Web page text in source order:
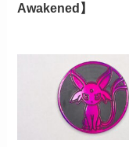
Awakened】